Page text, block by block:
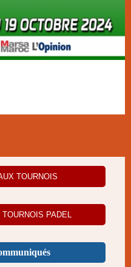
TOURNOIS
PADEL